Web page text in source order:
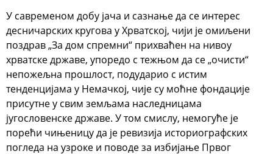
У савременом добу јача и сазнање да се интерес
десничарских кругова у Хрватској, чији је омиљени
поздрав „За дом спремни“ прихваћен на нивоу
хрватске државе, упоредо с тежњом да се „очисти“
непожељна прошлост, подударио с истим
тенденцијама у Немачкој, чије су моћне фондације
присутне у свим земљама наследницама
југословенске државе. У том смислу, немогуће је
порећи чињеницу да је ревизија историографских
погледа на узроке и поводе за избијање Првог